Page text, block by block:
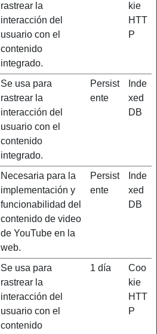
rastrear la
interacción del
usuario con el
contenido
integrado.
kie
HTT
P
Se usa para
rastrear la
interacción del
usuario con el
contenido
integrado.
Persist
ente
Inde
xed
DB
Necesaria para la
implementación y
funcionabilidad del
contenido de video
de YouTube en la
web.
Persist
ente
Inde
xed
DB
Se usa para
rastrear la
interacción del
usuario con el
contenido
1 día
Coo
kie
HTT
P